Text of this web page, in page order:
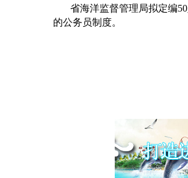
省海洋监督管理局拟定编50
的公务员制度。